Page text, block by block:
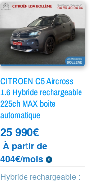
CITROEN C5 Aircross
1.6 Hybride rechargeable
225ch MAX boite
automatique
25 990€
À partir de
404€/mois
Hybride rechargeable :